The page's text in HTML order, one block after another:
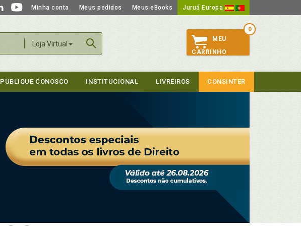
Minha conta Meus pedidos Meus eBooks Juruá Europa
Loja Virtual
0
MEU
CARRINHO
PUBLIQUE CONOSCO INSTITUCIONAL LIVREIROS CONSINTER